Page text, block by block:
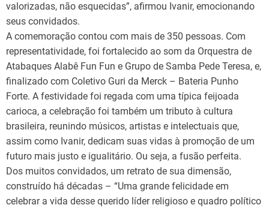
valorizadas, não esquecidas”, afirmou Ivanir, emocionando
seus convidados.
A comemoração contou com mais de 350 pessoas. Com
representatividade, foi fortalecido ao som da Orquestra de
Atabaques Alabê Fun Fun e Grupo de Samba Pede Teresa, e,
finalizado com Coletivo Guri da Merck – Bateria Punho
Forte. A festividade foi regada com uma típica feijoada
carioca, a celebração foi também um tributo à cultura
brasileira, reunindo músicos, artistas e intelectuais que,
assim como Ivanir, dedicam suas vidas à promoção de um
futuro mais justo e igualitário. Ou seja, a fusão perfeita.
Dos muitos convidados, um retrato de sua dimensão,
construído há décadas – “Uma grande felicidade em
celebrar a vida desse querido líder religioso e quadro político